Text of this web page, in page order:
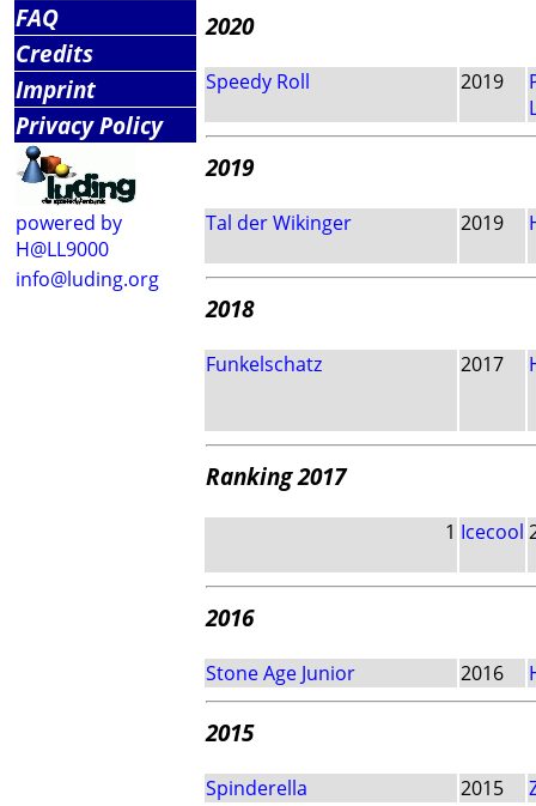
FAQ
Credits
Imprint
Privacy Policy
powered by
H@LL9000
info@luding.org
2020
Speedy Roll 2019
2019
Tal der Wikinger 2019
2018
Funkelschatz 2017
Ranking 2017
1 Icecool
2016
Stone Age Junior 2016
2015
Spinderella 2015